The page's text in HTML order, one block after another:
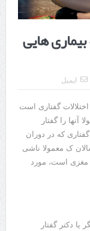
برای بهبود قطعی
هایی
ایمیل
گفتاری است
را گفتار
گفتاری که در دوران
ک معمولا ناشی
مغزی است، مورد
دکتر گفتار